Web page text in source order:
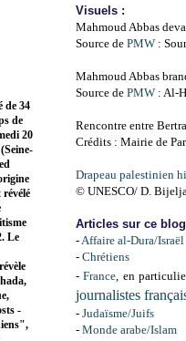
Visuels :
Mahmoud Abbas
Source de PMW :
Mahmoud Abbas
Source de PMW : Al-
Rencontre entre
Crédits : Mairie de
Drapeau palestinien
© UNESCO/ D.
Articles sur ce
- Affaire al-Dura/Israël
- Chrétiens
-France , en
journalistes
- Judaïsme/Juifs
- Monde arabe/Islam
de 34
de
20
Le
-